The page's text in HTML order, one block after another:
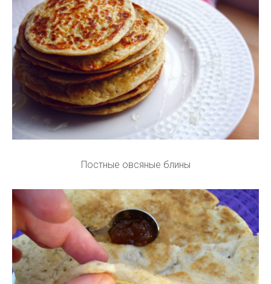
Постные овсяные блины